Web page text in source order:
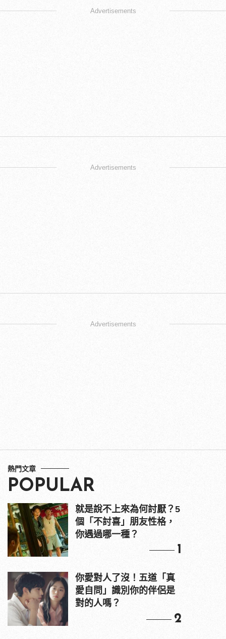
Advertisements
Advertisements
Advertisements
熱門文章
POPULAR
就是說不上來為何討厭？5
個「不討喜」朋友性格，
你遇過哪一種？
1
你愛對人了沒！五道「真
愛自問」識別你的伴侶是
對的人嗎？
2